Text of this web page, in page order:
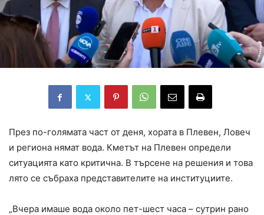
През по-голямата част от деня, хората в Плевен, Ловеч
и региона нямат вода. Кметът на Плевен определи
ситуацията като критична. В търсене на решения и това
лято се събраха представителите на институциите.
„Вчера имаше вода около пет-шест часа – сутрин рано